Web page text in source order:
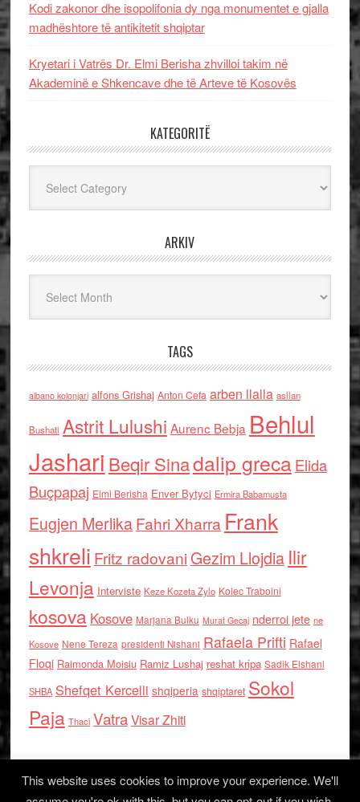
Kodi zakonor dhe isopolifonia dy nga monumentet e gjalla
madhështore të antikitetit shqiptar
Kryetari i Vatrës Dr. Elmi Berisha zhvilloi takim në
Akademinë e Shkencave dhe të Arteve të Kosovës
KATEGORITË
ARKIV
TAGS
albano kolonjari alfons Grishaj Anton Cefa arben llalla asllan
Bushati Astrit Lulushi Aurenc Bebja Behlul
Jashari Beqir Sinadalip grecaElida
Buçpapaj Elmi Berisha Enver Bytyci Ermira Babamusta
Eugjen MerlikaFahri Xharra Frank
shkreli Fritz radovaniGezim Llojdia Ilir
Levonja Interviste Keze Kozeta Zylo Kolec Traboini
kosova Kosove Marjana Bulku Murat Gecaj nderroi jete ne
Kosove Nene Tereza presidenti Nishani Rafaela Prifti Rafael
Floqi Raimonda Moisiu Ramiz Lushaj reshat kripa Sadik Elshani
SHBA Shefqet Kercelli shqiperia shqiptaret Sokol
Paja Thaci VatraVisar Zhiti
This website uses cookies to improve your experience. We'll